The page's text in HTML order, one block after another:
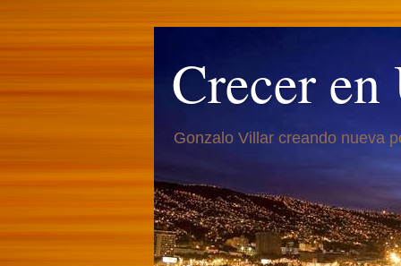
Crecer
Gonzalo Villar creando nueva